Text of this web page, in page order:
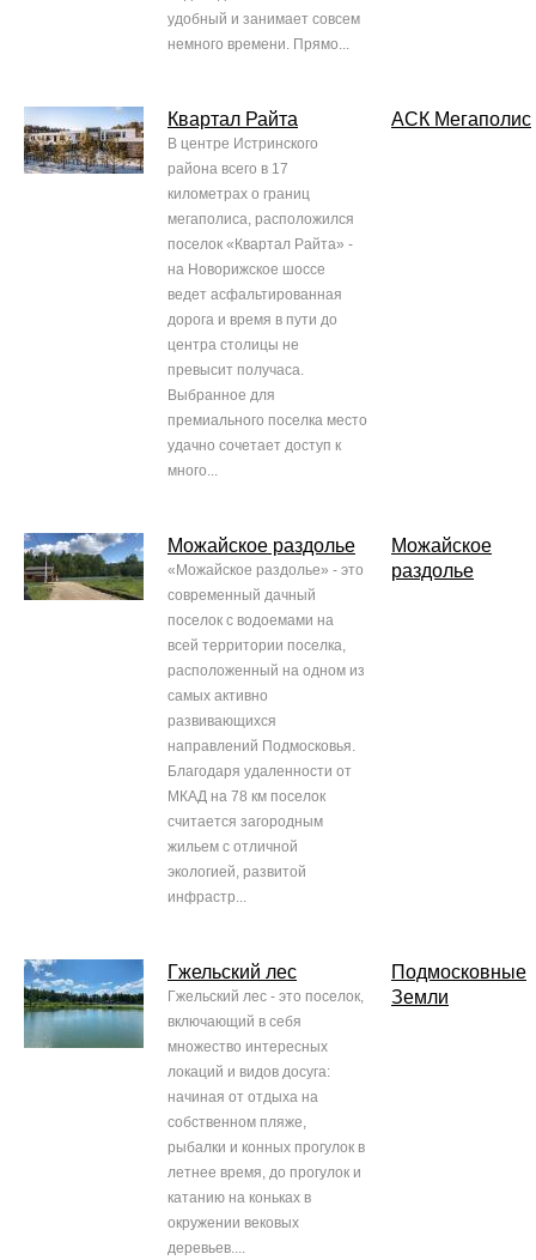
удобный и занимает совсем
немного времени. Прямо...
Квартал Райта
В центре Истринского
района всего в 17
километрах о границ
мегаполиса, расположился
поселок «Квартал Райта» -
на Новорижское шоссе
ведет асфальтированная
дорога и время в пути до
центра столицы не
превысит получаса.
Выбранное для
премиального поселка место
удачно сочетает доступ к
много...
АСК Мегаполис
Можайское раздолье
«Можайское раздолье» - это
современный дачный
поселок с водоемами на
всей территории поселка,
расположенный на одном из
самых активно
развивающихся
направлений Подмосковья.
Благодаря удаленности от
МКАД на 78 км поселок
считается загородным
жильем с отличной
экологией, развитой
инфрастр...
Можайское
раздолье
Гжельский лес
Гжельский лес - это поселок,
включающий в себя
множество интересных
локаций и видов досуга:
начиная от отдыха на
собственном пляже,
рыбалки и конных прогулок в
летнее время, до прогулок и
катанию на коньках в
окружении вековых
деревьев....
Подмосковные
Земли